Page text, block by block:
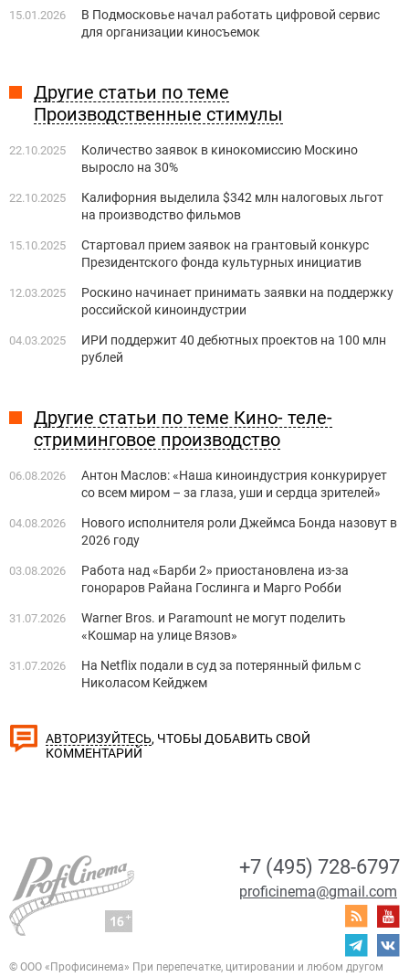
15.01.2026
В Подмосковье начал работать цифровой сервис
для организации киносъемок
Другие статьи по теме
Производственные стимулы
22.10.2025
Количество заявок в кинокомиссию Москино
выросло на 30%
22.10.2025
Калифорния выделила $342 млн налоговых льгот
на производство фильмов
15.10.2025
Стартовал прием заявок на грантовый конкурс
Президентского фонда культурных инициатив
12.03.2025
Роскино начинает принимать заявки на поддержку
российской киноиндустрии
04.03.2025
ИРИ поддержит 40 дебютных проектов на 100 млн
рублей
Другие статьи по теме Кино- теле-
стриминговое производство
06.08.2026
Антон Маслов: «Наша киноиндустрия конкурирует
со всем миром – за глаза, уши и сердца зрителей»
04.08.2026
Нового исполнителя роли Джеймса Бонда назовут в
2026 году
03.08.2026
Работа над «Барби 2» приостановлена из-за
гонораров Райана Гослинга и Марго Робби
31.07.2026
Warner Bros. и Paramount не могут поделить
«Кошмар на улице Вязов»
31.07.2026
На Netflix подали в суд за потерянный фильм с
Николасом Кейджем
АВТОРИЗУЙТЕСЬ, ЧТОБЫ ДОБАВИТЬ СВОЙ
КОММЕНТАРИЙ
+7 (495) 728-6797
proficinema@gmail.com
© ООО «Профисинема» При перепечатке, цитировании и любом другом